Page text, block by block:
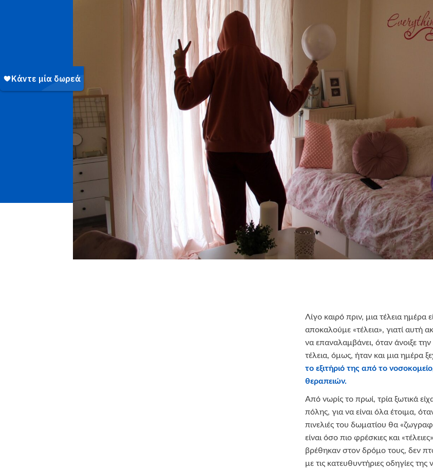
Λίγο καιρό πριν, μια τέλεια ημέρα
αποκαλούμε «τέλεια», γιατί αυτή
να επαναλαμβάνει, όταν άνοιξε
τέλεια, όμως, ήταν και μια ημέρα
το εξιτήριό της από το
θεραπειών.
Από νωρίς το πρωί, τρία ξωτικά
πόλης, για να είναι όλα έτοιμα,
πινελιές του δωματίου θα
είναι όσο πιο φρέσκιες και
βρέθηκαν στον δρόμο τους, δεν
με τις κατευθυντήριες οδηγίες της